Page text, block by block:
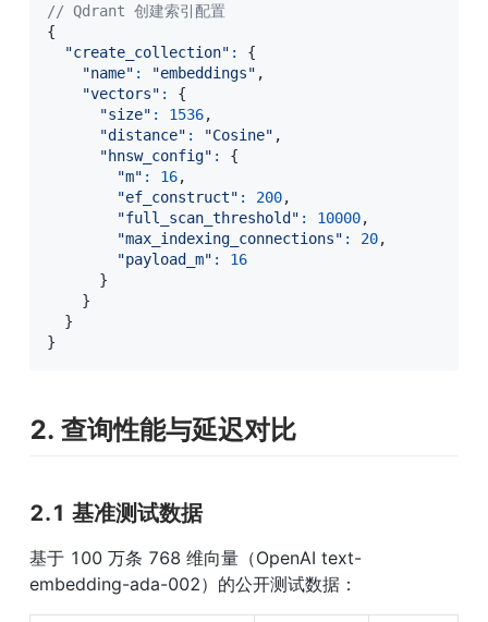
// Qdrant 创建索引配置
{
"create_collection" :
{
"name" : "embeddings" ,
"vectors" :
{
"size" : 1536,
"distance" : "Cosine" ,
"hnsw_config" :
{
"m" : 16,
"ef_construct" : 200,
"full_scan_threshold" : 10000,
"max_indexing_connections" : 20,
"payload_m" :
16
}
}
}
}
2. 查询性能与延迟对比
2.1 基准测试数据
基于 100 万条 768 维向量（OpenAI text-
embedding-ada-002）的公开测试数据：